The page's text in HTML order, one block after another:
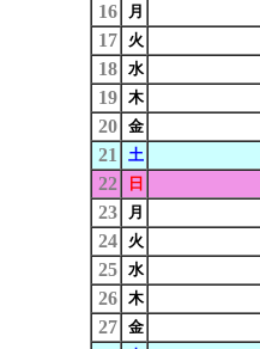
16 月
17 火
18 水
19 木
20 金
21 土
22 日
23 月
24 火
25 水
26 木
27 金